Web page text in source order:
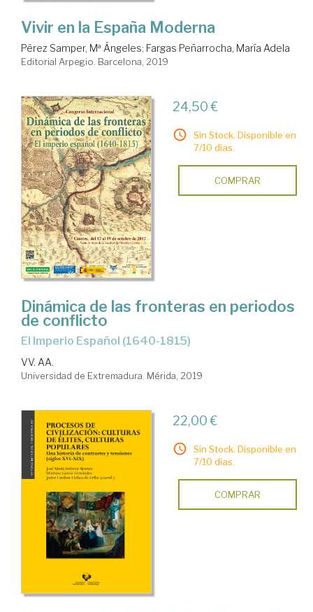
Vivir en la España Moderna
Pérez Samper, Mª Ángeles; Fargas Peñarrocha, María Adela
Editorial Arpegio. Barcelona, 2019
24,50 €
Sin Stock. Disponible en
7/10 días.
COMPRAR
Dinámica de las fronteras en periodos
de conflicto
el Imperio Español (1640-1815)
VV. AA.
Universidad de Extremadura. Mérida, 2019
22,00 €
Sin Stock. Disponible en
7/10 días.
COMPRAR